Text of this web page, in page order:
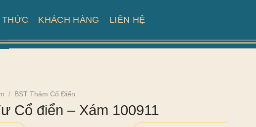
THỨC KHÁCH HÀNG LIÊN HỆ
/ BST Thảm Cổ Điển
Cổ điển – Xám 100911